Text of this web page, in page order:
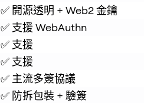
✅ 開源透明 + Web2 金鑰
✅ 支援 WebAuthn
✅ 支援
✅ 支援
✅ 主流多簽協議
✅ 防拆包裝 + 驗簽